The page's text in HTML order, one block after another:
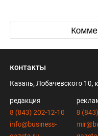
контакты
Казань, Лобачевского 10,
редакция
8 (843) 202-12-10
info@business-
8